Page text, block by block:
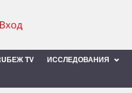
TV ИССЛЕДОВАНИЯ